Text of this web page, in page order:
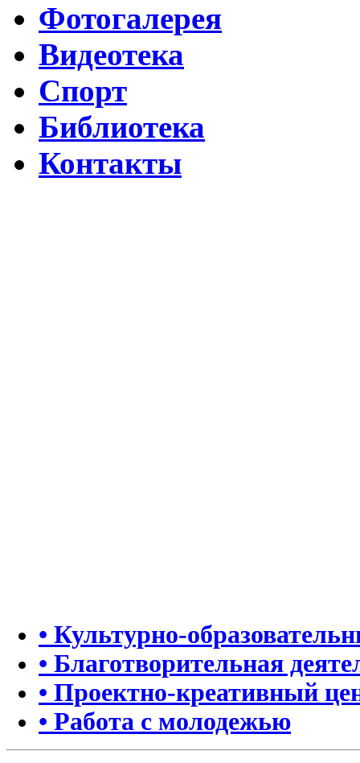
Фотогалерея
Видеотека
Спорт
Библиотека
Контакты
• Культурно-
• Благотворительная
• Проектно-креативный
• Работа с молодежью